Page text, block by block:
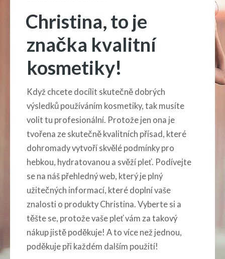
Christina, to je
značka kvalitní
kosmetiky!
Když chcete docílit skutečně dobrých
výsledků používáním kosmetiky, tak musíte
volit tu profesionální. Protože jen ona je
tvořena ze skutečně kvalitních přísad, které
dohromady vytvoří skvělé podmínky pro
hebkou, hydratovanou a svěží pleť. Podívejte
se na náš přehledný web, který je plný
užitečných informací, které doplní vaše
znalosti o produkty Christina. Vyberte si a
těšte se, protože vaše pleť vám za takový
nákup jistě poděkuje! A to více než jednou,
poděkuje při každém dalším použití!